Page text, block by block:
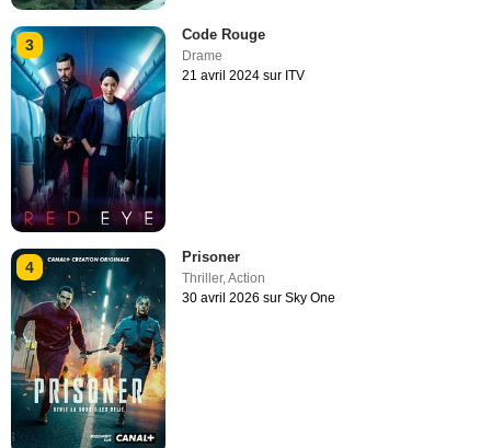
3
Code Rouge
Drame
21 avril 2024 sur ITV
4
Prisoner
Thriller,Action
30 avril 2026 sur Sky One